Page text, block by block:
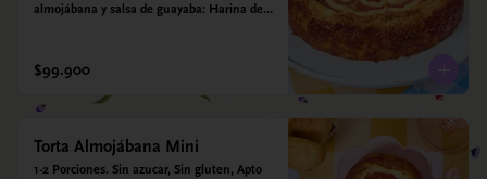
almojábana y salsa de guayaba: Harina de
deslactosada, leche de coco, vainilla. Salsa
de guayaba: Guayaba y alulosa.
$99.900
Torta Almojábana Mini
1-2 Porciones. Sin azucar, Sin gluten, Apto